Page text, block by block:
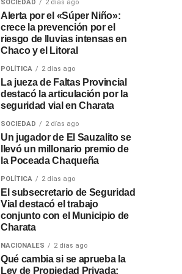
SOCIEDAD 2 días ago
Alerta por el «Súper Niño»:
crece la prevención por el
riesgo de lluvias intensas en
Chaco y el Litoral
POLÍTICA 2 días ago
La jueza de Faltas Provincial
destacó la articulación por la
seguridad vial en Charata
SOCIEDAD 2 días ago
Un jugador de El Sauzalito se
llevó un millonario premio de
la Poceada Chaqueña
POLÍTICA 2 días ago
El subsecretario de Seguridad
Vial destacó el trabajo
conjunto con el Municipio de
Charata
NACIONALES 2 días ago
Qué cambia si se aprueba la
Ley de Propiedad Privada: